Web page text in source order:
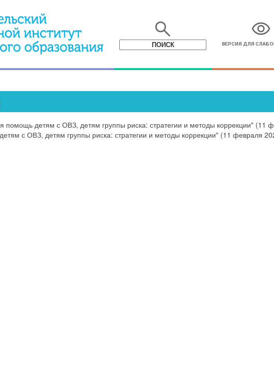
search visibility
ВЕРСИЯ ДЛЯ
помощь детям с ОВЗ, детям группы риска: стратегии и методы коррекции" (11
с ОВЗ, детям группы риска: стратегии и методы коррекции" (11 февраля